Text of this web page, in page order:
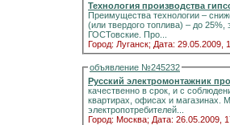
Технология производства
Преимущества технологии – снижение себестоимости за счет:
(или твердого топлива) – до 25%, экономии воды – до 15%, увеличения производительности
ГОСТовские. Про...
Город: Луганск; Дата: 29.05.2009,
объявление №245232
Русский электромонтажник
качественно в срок, и с соблюдением
квартирах, офисах и магазинах.
электропотребителей...
Город: Москва; Дата: 26.05.2009,